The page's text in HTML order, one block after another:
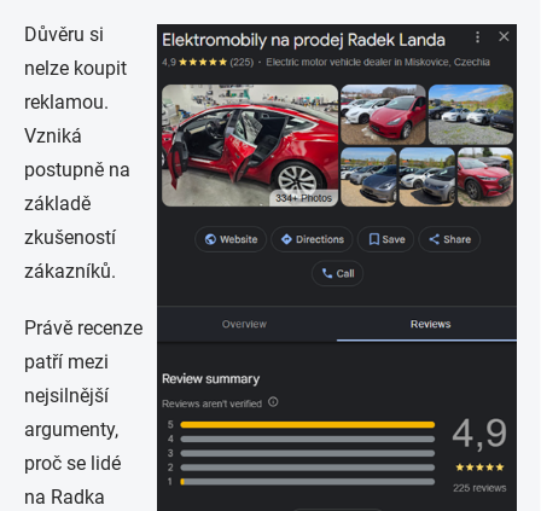
Důvěru si
nelze koupit
reklamou.
Vzniká
postupně na
základě
zkušeností
zákazníků.
Právě recenze
patří mezi
nejsilnější
argumenty,
proč se lidé
na Radka